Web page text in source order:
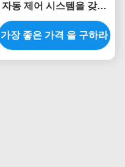
자동 제어 시스템을 갖춘
대용량 PVD 코팅기
가장 좋은 가격 을 구하라